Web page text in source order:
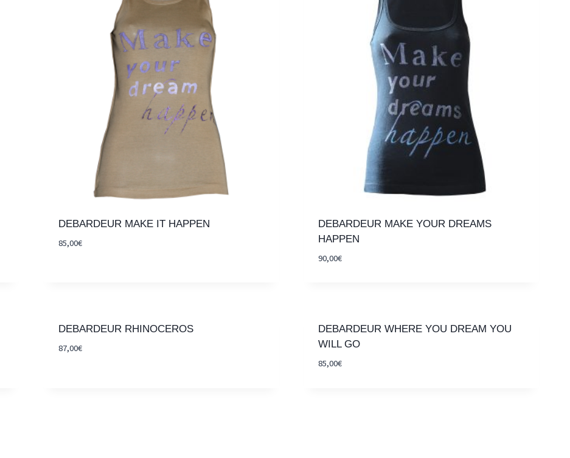
DEBARDEUR MAKE IT HAPPEN
85,00€
DEBARDEUR MAKE YOUR DREAMS
HAPPEN
90,00€
DEBARDEUR RHINOCEROS
87,00€
DEBARDEUR WHERE YOU DREAM YOU
WILL GO
85,00€